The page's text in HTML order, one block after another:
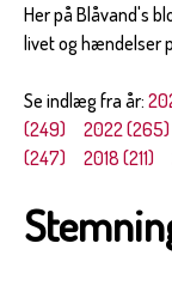
Her på Blåvand's
livet og hændelser
Se indlæg fra år:
(249)
2022 (265)
(247)
2018 (211)